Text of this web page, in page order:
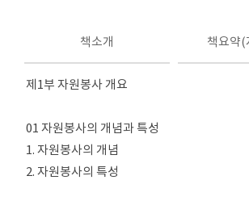
책소개 책요약(
제1부 자원봉사 개요
01 자원봉사의 개념과 특성
1. 자원봉사의 개념
2. 자원봉사의 특성